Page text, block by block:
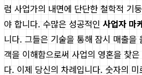
럼 사업가의 내면에 단단한 철학적 기
야 합니다. 수많은 성공적인 사업자 마
니다. 그들은 기술을 통해 잠시 매출을
객을 이해함으로써 사업의 영혼을 찾
다. 이제 당신의 차례입니다. 숫자의